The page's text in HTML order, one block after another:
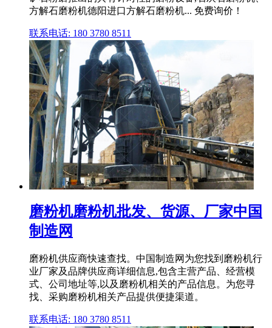
方解石磨粉机德阳进口方解石磨粉机... 免费询价！
联系电话: 180 3780 8511
磨粉机磨粉机批发、货源、厂家中国
制造网
磨粉机供应商快速查找。中国制造网为您找到磨粉机行
业厂家及品牌供应商详细信息,包含主营产品、经营模
式、公司地址等,以及磨粉机相关的产品信息。为您寻
找、采购磨粉机相关产品提供便捷渠道。
联系电话: 180 3780 8511